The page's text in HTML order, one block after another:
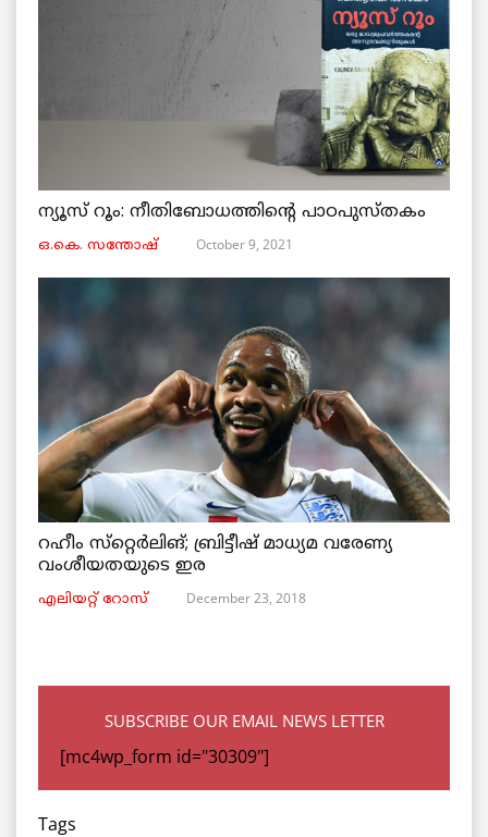
ന്യൂസ് റൂം: നീതിബോധത്തിന്റെ പാഠപുസ്തകം
ഒ.കെ. സന്തോഷ് October 9, 2021
റഹീം സ്‌റ്റെര്‍ലിങ്; ബ്രിട്ടീഷ് മാധ്യമ വരേണ്യ
വംശീയതയുടെ ഇര
എലിയറ്റ് റോസ് December 23, 2018
SUBSCRIBE OUR EMAIL NEWS LETTER
[mc4wp_form id="30309"]
Tags